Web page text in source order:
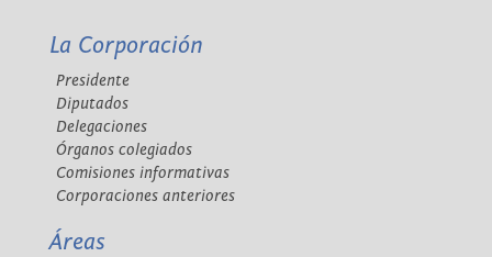
La Corporación
Presidente
Diputados
Delegaciones
Órganos colegiados
Comisiones informativas
Corporaciones anteriores
Áreas